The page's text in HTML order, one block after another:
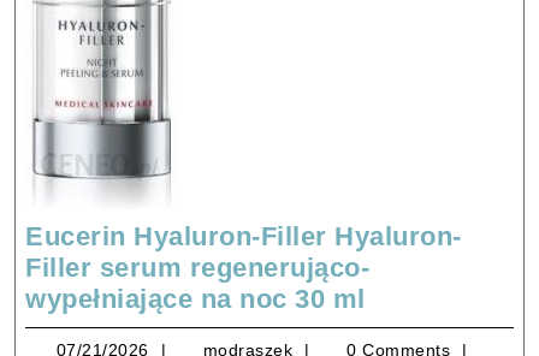
Eucerin Hyaluron-Filler Hyaluron-
Filler serum regenerująco-
wypełniające na noc 30 ml
Hyaluron-
07/21/2026 07/21/2026
modraszek modraszek
0 Comments